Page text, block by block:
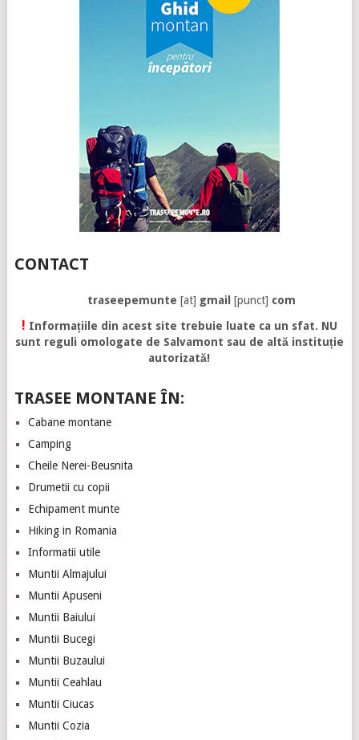
CONTACT
traseepemunte [at] gmail [punct] com
! Informațiile din acest site trebuie luate ca un sfat. NU
sunt reguli omologate de Salvamont sau de altă instituție
autorizată!
TRASEE MONTANE ÎN:
Cabane montane
Camping
Cheile Nerei-Beusnita
Drumetii cu copii
Echipament munte
Hiking in Romania
Informatii utile
Muntii Almajului
Muntii Apuseni
Muntii Baiului
Muntii Bucegi
Muntii Buzaului
Muntii Ceahlau
Muntii Ciucas
Muntii Cozia